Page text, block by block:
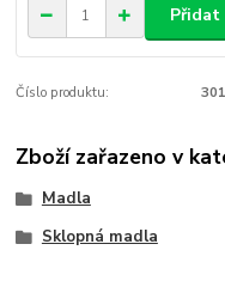
Přidat
Číslo produktu:
Zboží zařazeno v
Madla
Sklopná madla